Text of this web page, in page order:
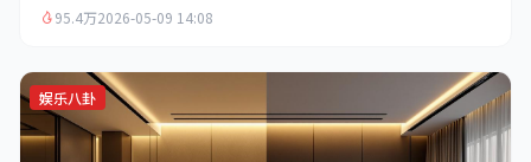
95.4万2026-05-09 14:08
娱乐八卦